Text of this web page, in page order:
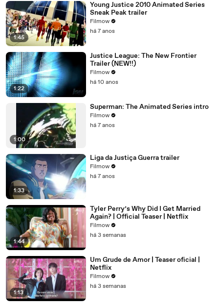
1:45
Young Justice 2010 Animated Series
Sneak Peak trailer
Filmow
há 7 anos
1:22
Justice League: The New Frontier
Trailer (NEW!!)
Filmow
há 10 anos
1:00
Superman: The Animated Series intro
Filmow
há 7 anos
1:33
Liga da Justiça Guerra trailer
Filmow
há 7 anos
1:44
Tyler Perry’s Why Did I Get Married
Again? | Official Teaser | Netflix
Filmow
há 3 semanas
1:13
Um Grude de Amor | Teaser oficial |
Netflix
Filmow
há 3 semanas